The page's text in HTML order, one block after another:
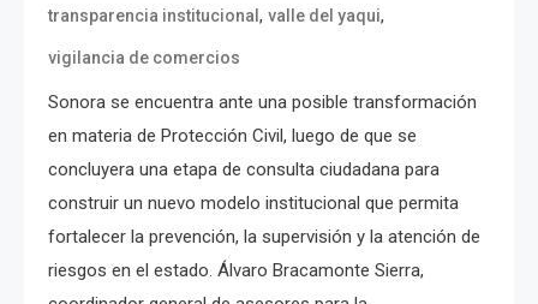
transparencia institucional , valle del yaqui,
vigilancia de comercios
Sonora se encuentra ante una posible transformación
en materia de Protección Civil, luego de que se
concluyera una etapa de consulta ciudadana para
construir un nuevo modelo institucional que permita
fortalecer la prevención, la supervisión y la atención de
riesgos en el estado. Álvaro Bracamonte Sierra,